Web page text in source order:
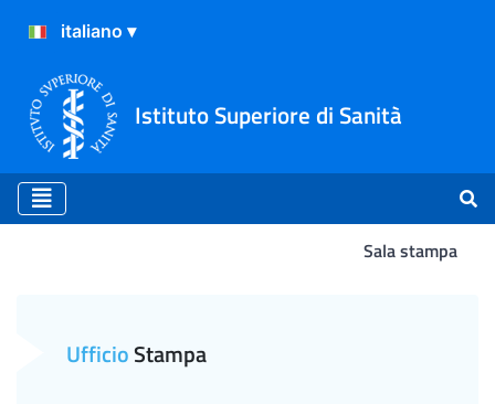
Istituto Superiore di Sanità
Sala stampa
UfficioStampa